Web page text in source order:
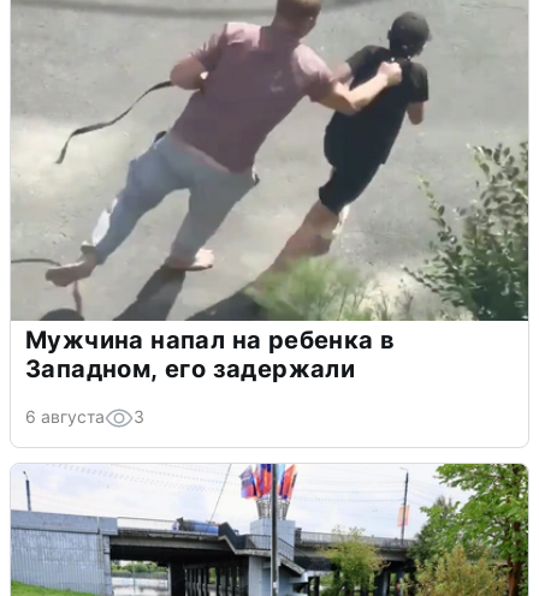
Мужчина напал на ребенка в
Западном, его задержали
6 августа 3